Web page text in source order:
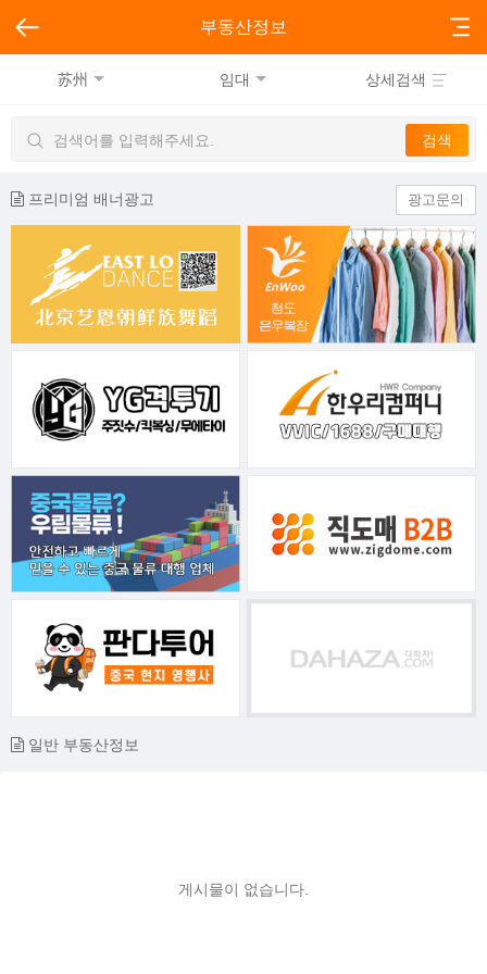
부동산정보
苏州 임대 상세검색
프리미엄 배너광고 광고문의
일반 부동산정보
게시물이 없습니다.